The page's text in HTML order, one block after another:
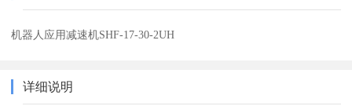
机器人应用减速机SHF-17-30-2UH
详细说明